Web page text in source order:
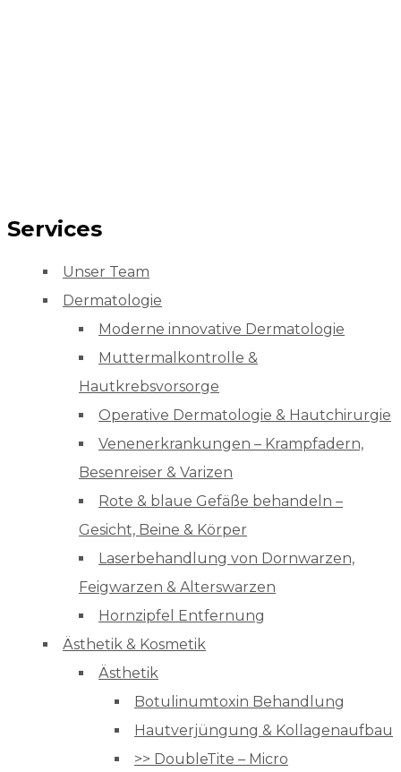
Services
Unser Team
Dermatologie
Moderne innovative Dermatologie
Muttermalkontrolle &
Hautkrebsvorsorge
Operative Dermatologie & Hautchirurgie
Venenerkrankungen – Krampfadern,
Besenreiser & Varizen
Rote & blaue Gefäße behandeln –
Gesicht, Beine & Körper
Laserbehandlung von Dornwarzen,
Feigwarzen & Alterswarzen
Hornzipfel Entfernung
Ästhetik & Kosmetik
Ästhetik
Botulinumtoxin Behandlung
Hautverjüngung & Kollagenaufbau
>> DoubleTite – Micro